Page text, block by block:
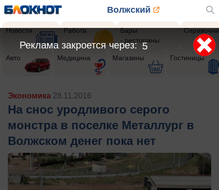
Волжский
Новости Работа
Бары
- рестораны
Авто Медицина Магазины Гостиницы
Экономика 28.11.2016
На снос уродливого серого
монстра в поселке Металлург в
Волжском денег пока нет
3
Реклама закроется через: